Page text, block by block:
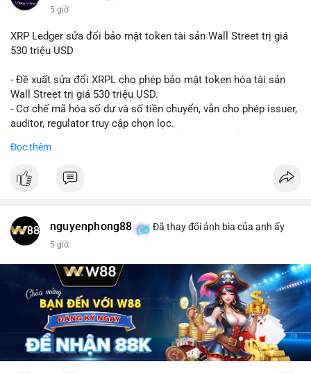
5 giờ
XRP Ledger sửa đổi bảo mật token tài sản Wall Street trị giá
530 triệu USD
- Đề xuất sửa đổi XRPL cho phép bảo mật token hóa tài sản
Wall Street trị giá 530 triệu USD.
- Cơ chế mã hóa số dư và số tiền chuyển, vẫn cho phép issuer,
auditor, regulator truy cập chọn lọc.
tài chính.
chức tài chính.
$xrp
#titanbot
📰 Nguồn: CoinDesk
Đọc thêm
nguyenphong88 Đã thay đổi ảnh bìa của anh ấy
5 giờ